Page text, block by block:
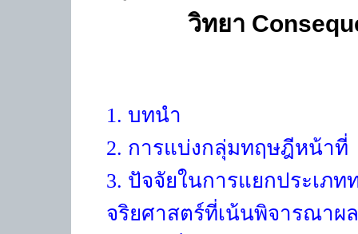
วิทยา
1. บทนำ
2. การแบ่งกลุ่มทฤษฎีหน้าที่
3. ปัจจัยในการแยกประเภ
จริยศาสตร์ที่เน้นพิจารณาผ